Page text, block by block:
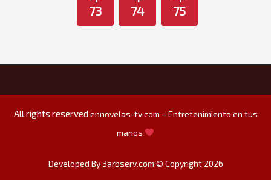
73 74 75
All rights reserved ennovelas-tv.com – Entretenimiento en tus
manos
Developed By 3arbserv.com © Copyright 2026